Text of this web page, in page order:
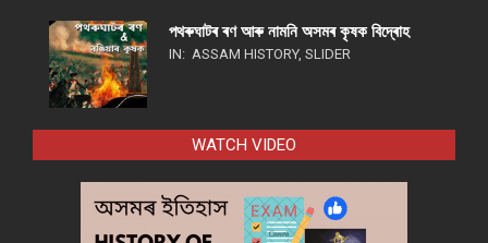
পথ​ৰুঘাট​ৰ ৰণ আৰু নামনি অসম​ৰ কৃষক বিদ্ৰোহ​
IN: ASSAM HISTORY, SLIDER
WATCH VIDEO